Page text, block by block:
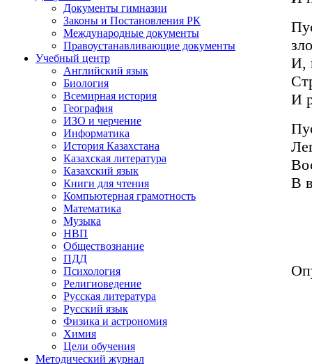
Документы гимназии
Законы и Постановления РК
Международные документы
Правоустанавливающие документы
Учебный центр
Английский язык
Биология
Всемирная история
География
ИЗО и черчение
Информатика
История Казахстана
Казахская литература
Казахский язык
Книги для чтения
Компьютерная грамотность
Математика
Музыка
НВП
Обществознание
ПДД
Психология
Религиоведение
Русская литература
Русский язык
Физика и астрономия
Химия
Цели обучения
Методический журнал
И,
И
В